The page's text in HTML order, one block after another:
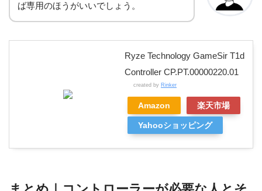
ば専用のほうがいいでしょう。
Ryze Technology GameSir T1d
Controller CP.PT.00000220.01
created by Rinker
Amazon 楽天市場
Yahooショッピング